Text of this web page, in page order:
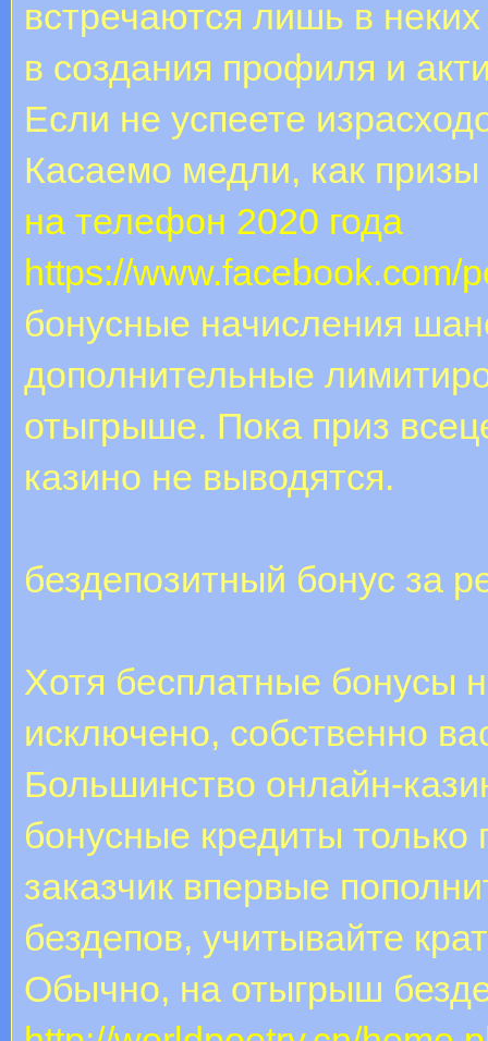
встречаются лишь в
в создания профиля и
Если не успеете
Касаемо медли, как
на телефон 2020 года
https://www.facebook.com/
бонусные начисления
дополнительные
отыгрыше. Пока приз
казино не выводятся.
бездепозитный бонус за
Хотя бесплатные бонусы
исключено, собственно
Большинство онлайн-
бонусные кредиты только
заказчик впервые
бездепов, учитывайте
Обычно, на отыгрыш